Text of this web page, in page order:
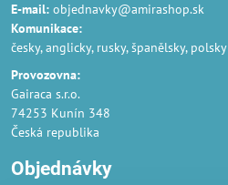
E-mail: objednavky@amirashop.sk
Komunikace:
česky, anglicky, rusky, španělsky, polsky
Provozovna:
Gairaca s.r.o.
74253 Kunín 348
Česká republika
Objednávky